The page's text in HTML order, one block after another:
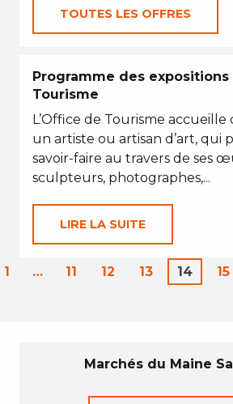
TOUTES LES OFFRES
Programme des expositions
Tourisme
L’Office de Tourisme accueille
un artiste ou artisan d’art, qui
savoir-faire au travers de ses
sculpteurs, photographes,...
LIRE LA SUITE
1 … 11 12 13 14 15
Marchés du Maine